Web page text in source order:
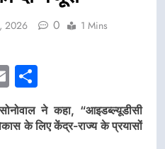
2026 0 1 Mins
Email
ने कहा, “आइडब्ल्यूडीसी
के लिए केंद्र-राज्य के प्रयासों